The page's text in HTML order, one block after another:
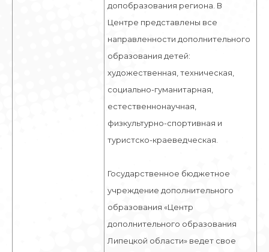
допобразования региона. В
Центре представлены все
направленности дополнительного
образования детей:
художественная, техническая,
социально-гуманитарная,
естественнонаучная,
физкультурно-спортивная и
туристско-краеведческая.
Государственное бюджетное
учреждение дополнительного
образования «Центр
дополнительного образования
Липецкой области» ведет свое